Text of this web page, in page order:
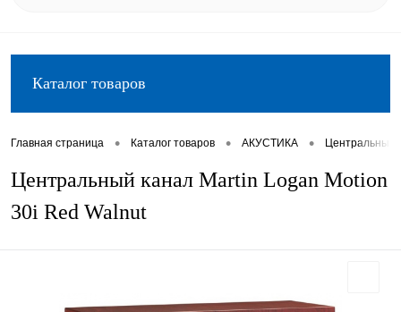
Каталог товаров
Главная страница • Каталог товаров • АКУСТИКА • Центральные
Центральный канал Martin Logan Motion
30i Red Walnut